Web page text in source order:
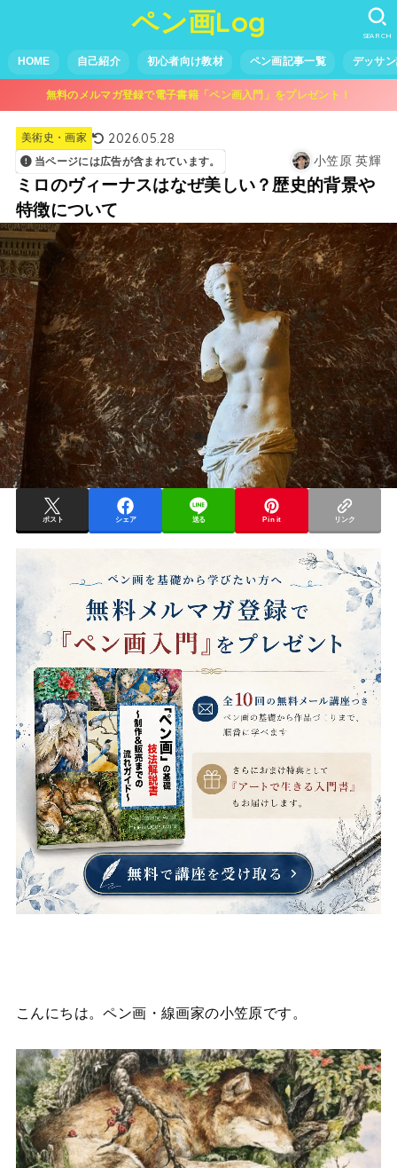
ペン画Log
HOME 自己紹介 初心者向け教材 ペン画記事一覧 デッサ
SEARCH
無料のメルマガ登録で電子書籍「ペン画入門」をプレゼント！
美術史・画家 2026.05.28
当ページには広告が含まれています。 小笠原 英輝
ミロのヴィーナスはなぜ美しい？歴史的背景や
特徴について
ポスト シェア 送る Pin it リンク
こんにちは。ペン画・線画家の小笠原です。